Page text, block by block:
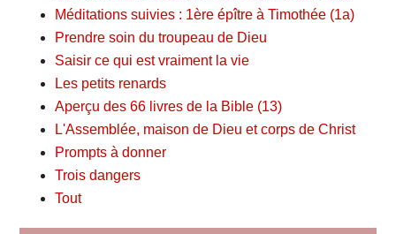
Méditations suivies : 1ère épître à Timothée (1a)
Prendre soin du troupeau de Dieu
Saisir ce qui est vraiment la vie
Les petits renards
Aperçu des 66 livres de la Bible (13)
L'Assemblée, maison de Dieu et corps de Christ
Prompts à donner
Trois dangers
Tout